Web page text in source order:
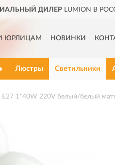
ДИЛЕР LUMION В
ЮРЛИЦАМ НОВИНКИ
Люстры Светильники
1*40W 220V белый/белый